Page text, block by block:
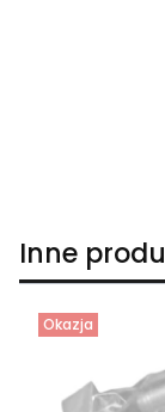
Inne
Okazja